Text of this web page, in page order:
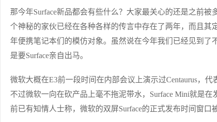
那今年Surface新品都会有些什么？大家最关心的还是之前被
个神秘的家伙已经在各种各样的传言中存在了两年，而且其
年便携笔记本们的模仿对象。虽然说在今年我们已经见到了
是要Surface亲自出马。
微软大概在E3前一段时间在内部会议上演示过Centaurus，
不过微软一向在砍产品上毫不拖泥带水，Surface Mini就是
前已有知情人士称，微软的双屏Surface的正式发布时间窗口